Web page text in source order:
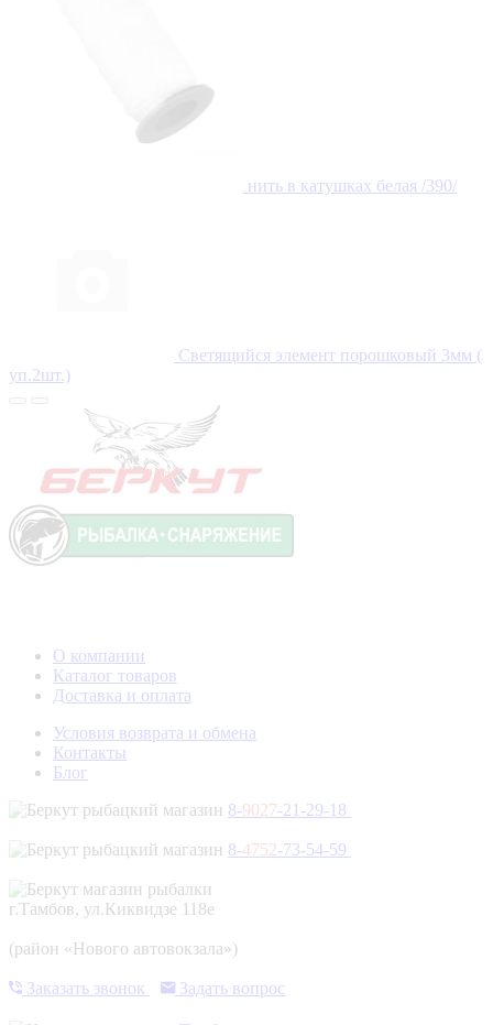
нить в катушках белая /390/
Светящийся элемент порошковый 3мм (
уп.2шт.)
О компании
Каталог товаров
Доставка и оплата
Условия возврата и обмена
Контакты
Блог
8-9027-21-29-18
8-4752-73-54-59
г.Тамбов, ул.Киквидзе 118е
(район «Нового автовокзала»)
Заказать звонок Задать вопрос